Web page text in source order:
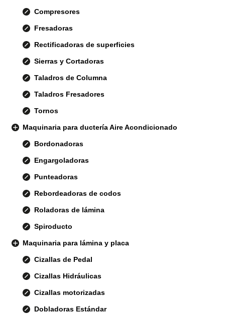
Compresores
Fresadoras
Rectificadoras de superficies
Sierras y Cortadoras
Taladros de Columna
Taladros Fresadores
Tornos
Maquinaria para ductería Aire Acondicionado
Bordonadoras
Engargoladoras
Punteadoras
Rebordeadoras de codos
Roladoras de lámina
Spiroducto
Maquinaria para lámina y placa
Cizallas de Pedal
Cizallas Hidráulicas
Cizallas motorizadas
Dobladoras Estándar